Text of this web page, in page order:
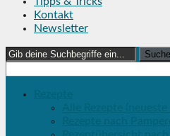
Kontakt
Newsletter
Search
for: